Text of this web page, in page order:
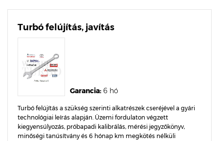
057145702G, 057145702GV, 057145702GX,
Turbó felújítás, javítás
Garancia: 6 hó
Turbó felújítás a szükség szerinti alkatrészek cseréjével a gyári
technológiai leírás alapján. Üzemi fordulaton végzett
kiegyensúlyozás, próbapadi kalibrálás, mérési jegyzőkönyv,
minőségi tanúsítvány és 6 hónap km megkötés nélküli